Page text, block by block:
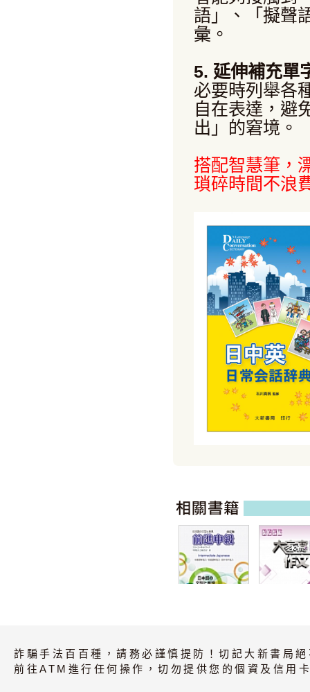
語」、「擬聲
彙。
5. 延伸補充單
必要時列舉各
自在表達，避
出」的窘境。
搭配智慧筆，
瑣碎時間不浪
語系列）
詐騙手法百百種，請務必謹慎提防！切記大新書局
前往ATM進行任何操作，切勿提供您的個資及信用